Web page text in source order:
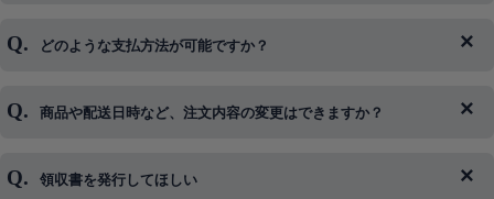
◆即日発送を行なっている関係上、午後以降のご連絡やキャンセル
※発送後、発送準備が完了しお手続きが間に合わない場合は変更、
どのような支払方法が可能ですか？
◆代金引換・クレジットカード・携帯キャリア決済・おねだり決
商品や配送日時など、注文内容の変更はできますか？
◆商品発送前の変更は承っております。
領収書を発行してほしい